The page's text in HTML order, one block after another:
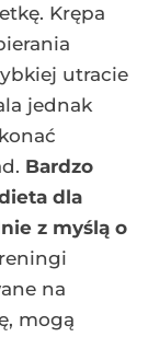
Krępa
utracie
jednak
Bardzo
dla
z myślą o
na
mogą